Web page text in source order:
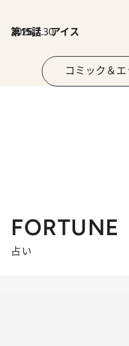
2026.7.30
第15話 アイス
コミック＆
FORTUNE
占い